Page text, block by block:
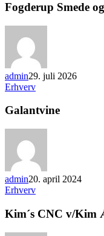
Fogderup Smede
admin29. juli 2026
Erhverv
Galantvine
admin20. april 2024
Erhverv
Kim´s CNC v/Kim